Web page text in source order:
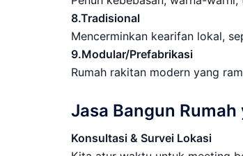
8.Tradisional
Mencerminkan kearifan lokal,
9.Modular/Prefabrikasi
Rumah rakitan modern yang
Jasa Bangun
Konsultasi & Survei Lokasi